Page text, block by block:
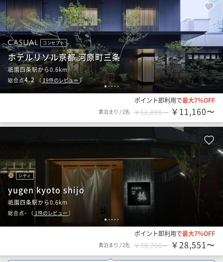
1 2345
コンセプト
ホテルリソル京都 河原町三条
祇園四条駅から0.6km
総合点4.2（ 19件のレビュー）
ポイント即利用で最大7％OFF
素泊まり /2名 ￥12,000〜 ￥11,160〜
123 4 5
シティ
yugen kyoto shijo
祇園四条駅から0.6km
総合点- （ 1件のレビュー）
ポイント即利用で最大7％OFF
素泊まり /2名 ￥30,700〜 ￥28,551〜